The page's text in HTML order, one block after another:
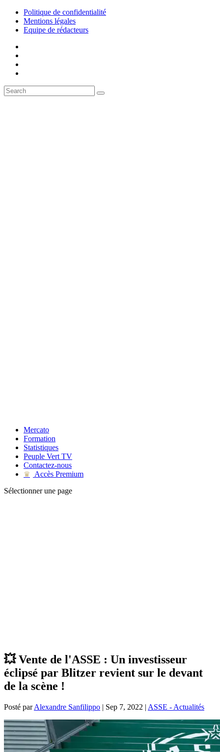
Politique de confidentialité
Mentions légales
Equipe de rédacteurs
Mercato
Formation
Statistiques
Peuple Vert TV
Contactez-nous
♛
Accès Premium
Sélectionner une page
💥 Vente de l'ASSE : Un investisseur
éclipsé par Blitzer revient sur le devant
de la scène !
Posté parAlexandre Sanfilippo | Sep 7, 2022 | ASSE - Actualités